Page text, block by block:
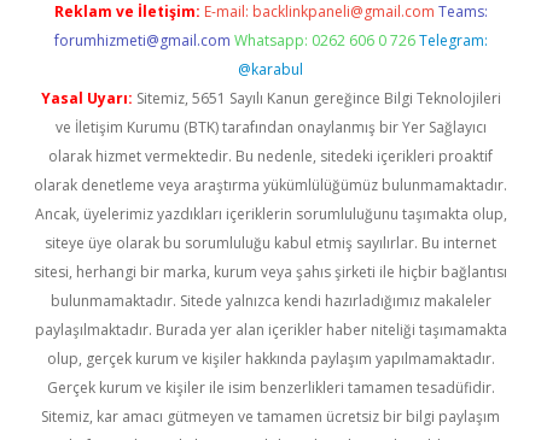
Reklam ve İletişim: E-mail: backlinkpaneli@gmail.com Teams:
forumhizmeti@gmail.com Whatsapp: 0262 606 0 726 Telegram:
@karabul
Yasal Uyarı: Sitemiz, 5651 Sayılı Kanun gereğince Bilgi Teknolojileri
ve İletişim Kurumu (BTK) tarafından onaylanmış bir Yer Sağlayıcı
olarak hizmet vermektedir. Bu nedenle, sitedeki içerikleri proaktif
olarak denetleme veya araştırma yükümlülüğümüz bulunmamaktadır.
Ancak, üyelerimiz yazdıkları içeriklerin sorumluluğunu taşımakta olup,
siteye üye olarak bu sorumluluğu kabul etmiş sayılırlar. Bu internet
sitesi, herhangi bir marka, kurum veya şahıs şirketi ile hiçbir bağlantısı
bulunmamaktadır. Sitede yalnızca kendi hazırladığımız makaleler
paylaşılmaktadır. Burada yer alan içerikler haber niteliği taşımamakta
olup, gerçek kurum ve kişiler hakkında paylaşım yapılmamaktadır.
Gerçek kurum ve kişiler ile isim benzerlikleri tamamen tesadüfidir.
Sitemiz, kar amacı gütmeyen ve tamamen ücretsiz bir bilgi paylaşım